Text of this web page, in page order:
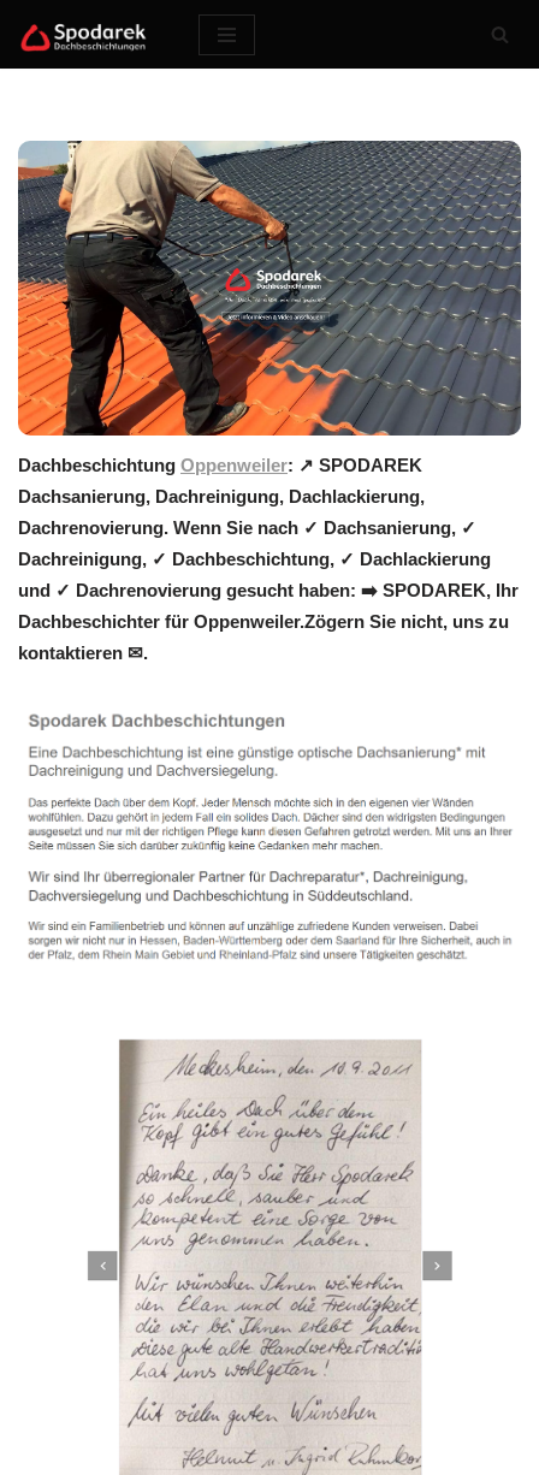
Zum
Dachbeschichtung Oppenweiler: ↗️ SPODAREK
Dachsanierung, Dachreinigung, Dachlackierung,
Dachrenovierung. Wenn Sie nach ✓ Dachsanierung, ✓
Dachreinigung, ✓ Dachbeschichtung, ✓ Dachlackierung
und ✓ Dachrenovierung gesucht haben: ➡️ SPODAREK, Ihr
Dachbeschichter für Oppenweiler.Zögern Sie nicht, uns zu
kontaktieren ✉.